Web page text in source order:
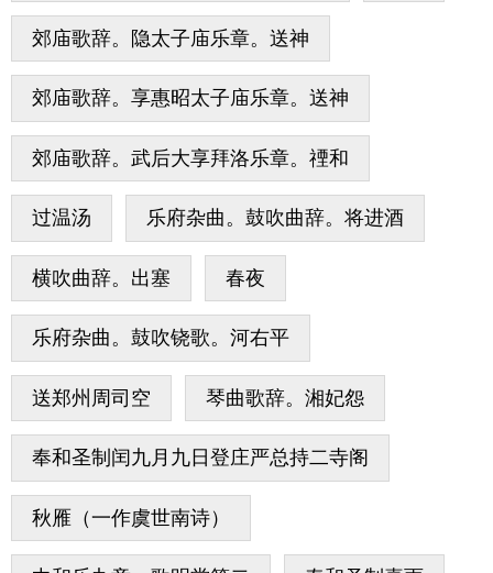
郊庙歌辞。隐太子庙乐章。送神
郊庙歌辞。享惠昭太子庙乐章。送神
郊庙歌辞。武后大享拜洛乐章。禋和
过温汤 乐府杂曲。鼓吹曲辞。将进酒
横吹曲辞。出塞 春夜
乐府杂曲。鼓吹铙歌。河右平
送郑州周司空 琴曲歌辞。湘妃怨
奉和圣制闰九月九日登庄严总持二寺阁
秋雁（一作虞世南诗）